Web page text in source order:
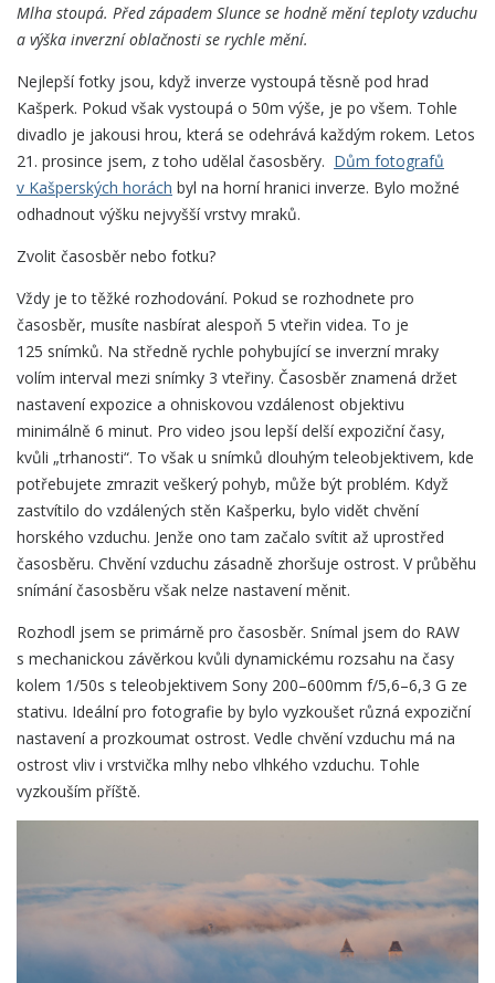
Mlha stoupá. Před západem Slunce se hodně mění teploty vzduchu
a výška inverzní oblačnosti se rychle mění.
Nejlepší fotky jsou, když inverze vystoupá těsně pod hrad
Kašperk. Pokud však vystoupá o 50m výše, je po všem. Tohle
divadlo je jakousi hrou, která se odehrává každým rokem. Letos
21. prosince jsem, z toho udělal časosběry. Dům fotografů
v Kašperských horách byl na horní hranici inverze. Bylo možné
odhadnout výšku nejvyšší vrstvy mraků.
Zvolit časosběr nebo fotku?
Vždy je to těžké rozhodování. Pokud se rozhodnete pro
časosběr, musíte nasbírat alespoň 5 vteřin videa. To je
125 snímků. Na středně rychle pohybující se inverzní mraky
volím interval mezi snímky 3 vteřiny. Časosběr znamená držet
nastavení expozice a ohniskovou vzdálenost objektivu
minimálně 6 minut. Pro video jsou lepší delší expoziční časy,
kvůli „trhanosti“. To však u snímků dlouhým teleobjektivem, kde
potřebujete zmrazit veškerý pohyb, může být problém. Když
zastvítilo do vzdálených stěn Kašperku, bylo vidět chvění
horského vzduchu. Jenže ono tam začalo svítit až uprostřed
časosběru. Chvění vzduchu zásadně zhoršuje ostrost. V průběhu
snímání časosběru však nelze nastavení měnit.
Rozhodl jsem se primárně pro časosběr. Snímal jsem do RAW
s mechanickou závěrkou kvůli dynamickému rozsahu na časy
kolem 1/50s s teleobjektivem Sony 200–600mm f/5,6–6,3 G ze
stativu. Ideální pro fotografie by bylo vyzkoušet různá expoziční
nastavení a prozkoumat ostrost. Vedle chvění vzduchu má na
ostrost vliv i vrstvička mlhy nebo vlhkého vzduchu. Tohle
vyzkouším příště.